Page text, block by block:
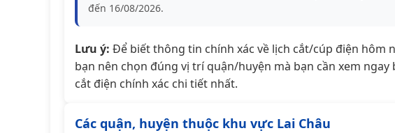
đến 16/08/2026.
Lưu ý: Để biết thông tin chính xác về lịch cắt/cúp điện hôm
bạn nên chọn đúng vị trí quận/huyện mà bạn cần xem
cắt điện chính xác chi tiết nhất.
Các quận, huyện thuộc khu vực Lai Châu